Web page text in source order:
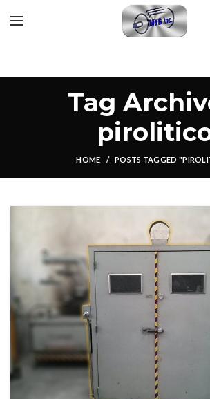
Tag
HOME POSTS TAGGED